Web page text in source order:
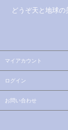
どうぞ天と地球
マイアカウント
ログイン
お問い合わせ